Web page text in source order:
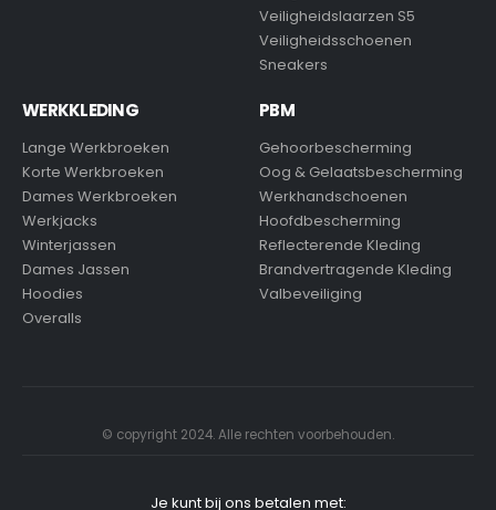
Veiligheidslaarzen S5
Veiligheidsschoenen
Sneakers
WERKKLEDING
Lange Werkbroeken
Korte Werkbroeken
Dames Werkbroeken
Werkjacks
Winterjassen
Dames Jassen
Hoodies
Overalls
PBM
Gehoorbescherming
Oog & Gelaatsbescherming
Werkhandschoenen
Hoofdbescherming
Reflecterende Kleding
Brandvertragende Kleding
Valbeveiliging
© copyright 2024. Alle rechten voorbehouden.
Je kunt bij ons betalen met: